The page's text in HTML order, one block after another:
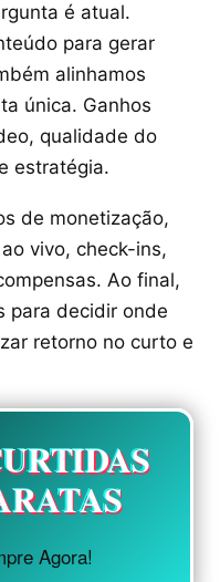
é atual.
para gerar
alinhamos
única. Ganhos
qualidade do
estratégia.
de monetização,
vivo, check-ins,
Ao final,
para decidir onde
retorno no curto e
Agora!